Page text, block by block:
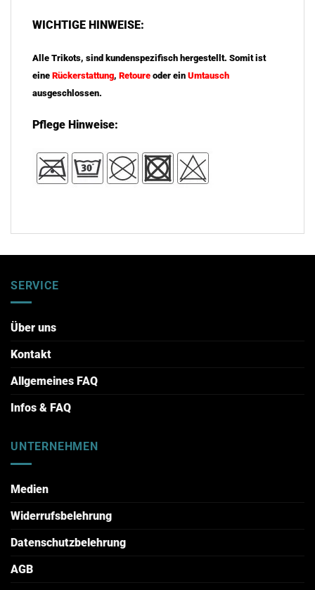
WICHTIGE HINWEISE:
Alle Trikots, sind kundenspezifisch hergestellt. Somit ist
eine Rückerstattung, Retoure oder ein Umtausch
ausgeschlossen.
Pflege Hinweise:
SERVICE
Über uns
Kontakt
Allgemeines FAQ
Infos & FAQ
UNTERNEHMEN
Medien
Widerrufsbelehrung
Datenschutzbelehrung
AGB